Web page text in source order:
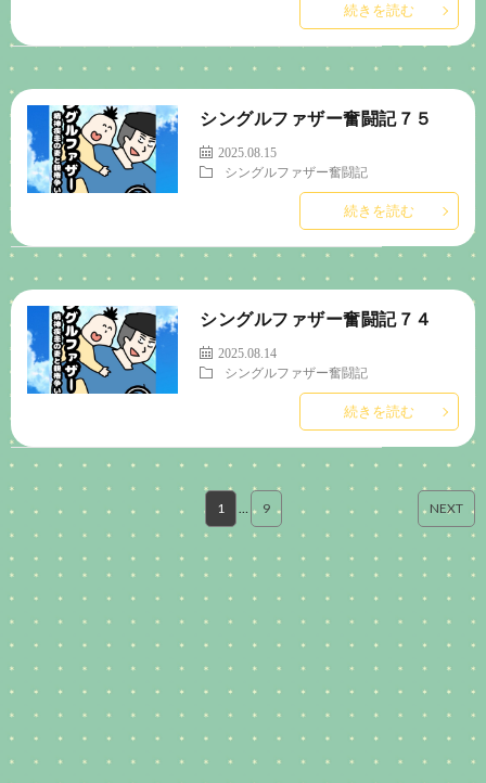
続きを読む
シングルファザー奮闘記７５
2025.08.15
シングルファザー奮闘記
続きを読む
シングルファザー奮闘記７４
2025.08.14
シングルファザー奮闘記
続きを読む
1 … 9 NEXT